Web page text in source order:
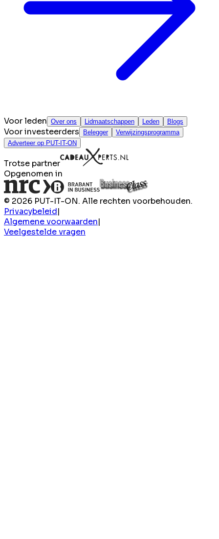
Voor leden Over ons Lidmaatschappen Leden Blogs
Voor investeerders Belegger
Verwijzingsprogramma
Adverteer op PUT-IT-ON
Trotse partner
Opgenomen in
© 2026 PUT-IT-ON. Alle rechten voorbehouden.
Privacybeleid|
Algemene voorwaarden|
Veelgestelde vragen